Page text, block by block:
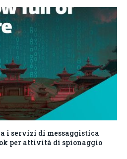
i servizi di messaggistica
per attività di spionaggio